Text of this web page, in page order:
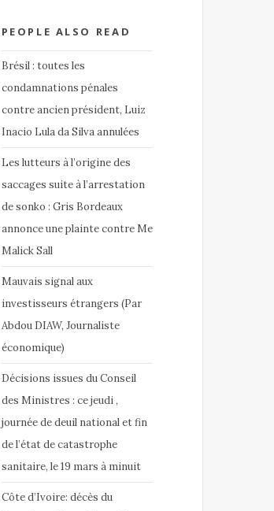
PEOPLE ALSO READ
Brésil : toutes les
condamnations pénales
contre ancien président, Luiz
Inacio Lula da Silva annulées
Les lutteurs à l’origine des
saccages suite à l’arrestation
de sonko : Gris Bordeaux
annonce une plainte contre Me
Malick Sall
Mauvais signal aux
investisseurs étrangers (Par
Abdou DIAW, Journaliste
économique)
Décisions issues du Conseil
des Ministres : ce jeudi ,
journée de deuil national et fin
de l’état de catastrophe
sanitaire, le 19 mars à minuit
Côte d’Ivoire: décès du